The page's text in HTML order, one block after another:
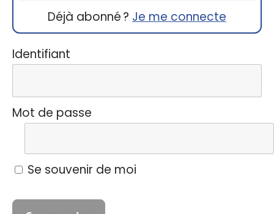
Déjà abonné ? Je me connecte
Identifiant
Mot de passe
Se souvenir de moi